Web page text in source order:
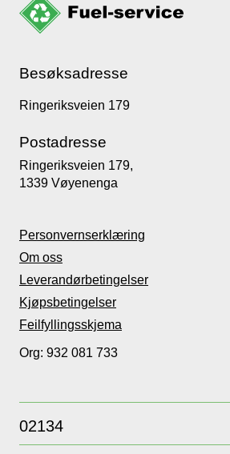
Besøksadresse
Ringeriksveien 179
Postadresse
Ringeriksveien 179,
1339 Vøyenenga
Personvernserklæring
Om oss
Leverandørbetingelser
Kjøpsbetingelser
Feilfyllingsskjema
Org: 932 081 733
02134